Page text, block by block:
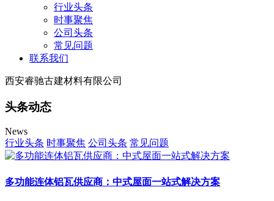
行业头条
时事聚焦
公司头条
常见问题
联系我们
西安睿驰古建材料有限公司
头条动态
News
行业头条 时事聚焦 公司头条 常见问题
多功能连体铝瓦供应商：中式屋面一站式解决方案